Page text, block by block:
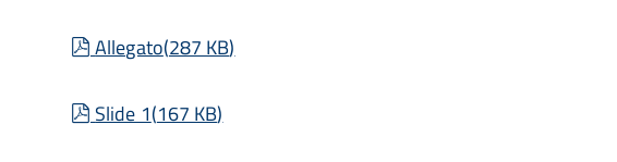
pdf
Allegato(287 KB)
pdf
Slide 1(167 KB)